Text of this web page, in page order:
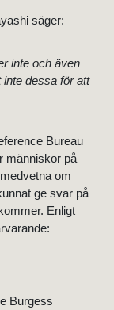
säger:
inte och även
dessa för att
Bureau
människor på
om
ge svar på
Enligt
Burgess